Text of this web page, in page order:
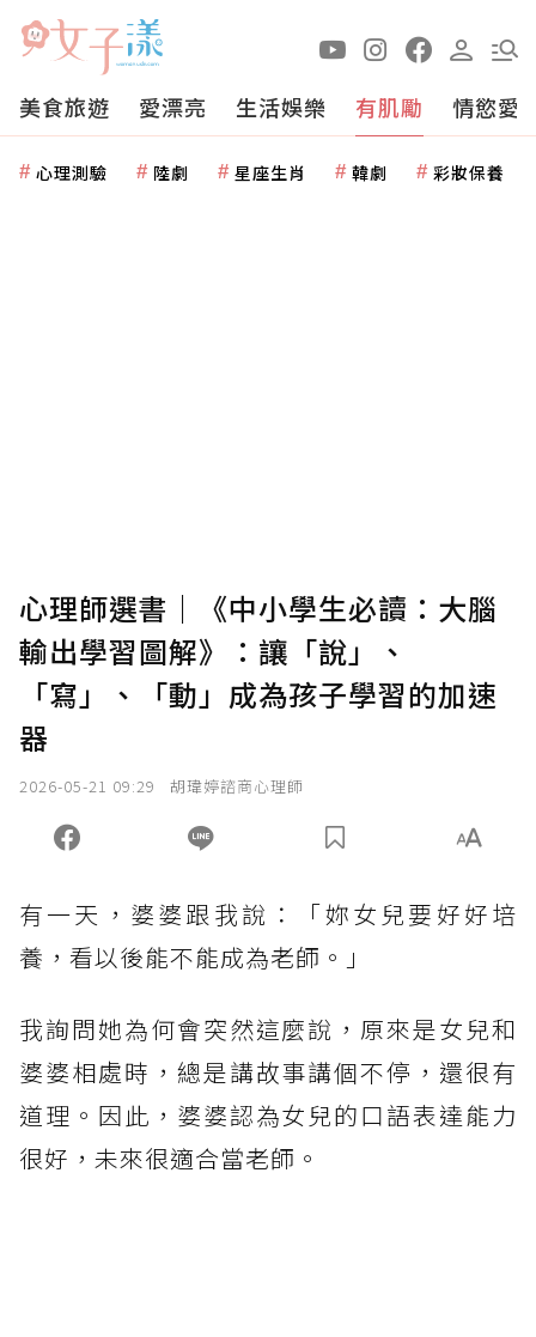
美食旅遊 愛漂亮 生活娛樂 有肌勵 情慾愛
心理測驗 陸劇 星座生肖 韓劇 彩妝保養
心理師選書｜《中小學生必讀：大腦
輸出學習圖解》：讓「說」、
「寫」、「動」成為孩子學習的加速
器
2026-05-21 09:29 胡瑋婷諮商心理師
有一天，婆婆跟我說：「妳女兒要好好培
養，看以後能不能成為老師。」
我詢問她為何會突然這麼說，原來是女兒和
婆婆相處時，總是講故事講個不停，還很有
道理。因此，婆婆認為女兒的口語表達能力
很好，未來很適合當老師。